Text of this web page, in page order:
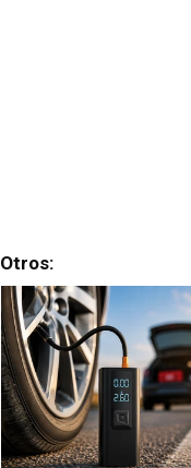
Otros: